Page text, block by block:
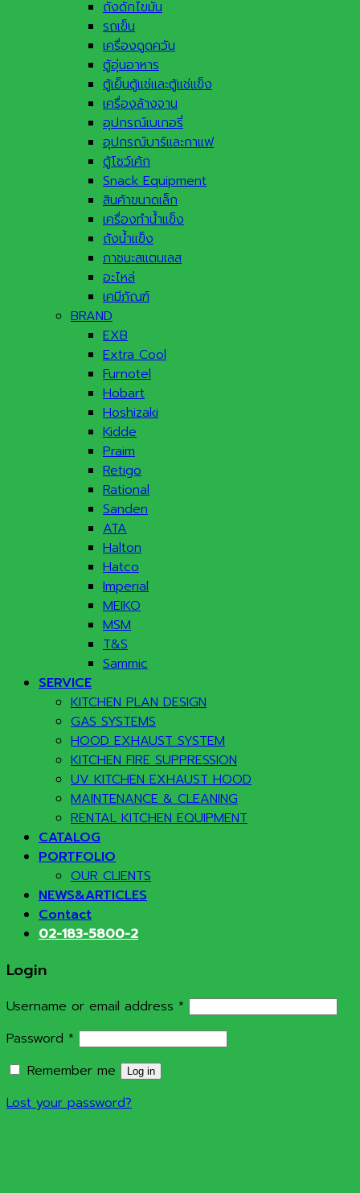
ถังดักไขมัน
รถเข็น
เครื่องดูดควัน
ตู้อุ่นอาหาร
ตู้เย็นตู้แช่และตู้แช่แข็ง
เครื่องล้างจาน
อุปกรณ์เบเกอรี่
อุปกรณ์บาร์และกาแฟ
ตู้โชว์เค้ก
Snack Equipment
สินค้าขนาดเล็ก
เครื่องทำน้ำแข็ง
ถังน้ำแข็ง
ภาชนะสแตนเลส
อะไหล่
เคมีภัณฑ์
BRAND
EXB
Extra Cool
Furnotel
Hobart
Hoshizaki
Kidde
Praim
Retigo
Rational
Sanden
ATA
Halton
Hatco
Imperial
MEIKO
MSM
T&S
Sammic
SERVICE
KITCHEN PLAN DESIGN
GAS SYSTEMS
HOOD EXHAUST SYSTEM
KITCHEN FIRE SUPPRESSION
UV KITCHEN EXHAUST HOOD
MAINTENANCE & CLEANING
RENTAL KITCHEN EQUIPMENT
CATALOG
PORTFOLIO
OUR CLIENTS
NEWS&ARTICLES
Contact
02-183-5800-2
Login
Username or email address * Required
Password * Required
Remember me
Log in
Lost your password?